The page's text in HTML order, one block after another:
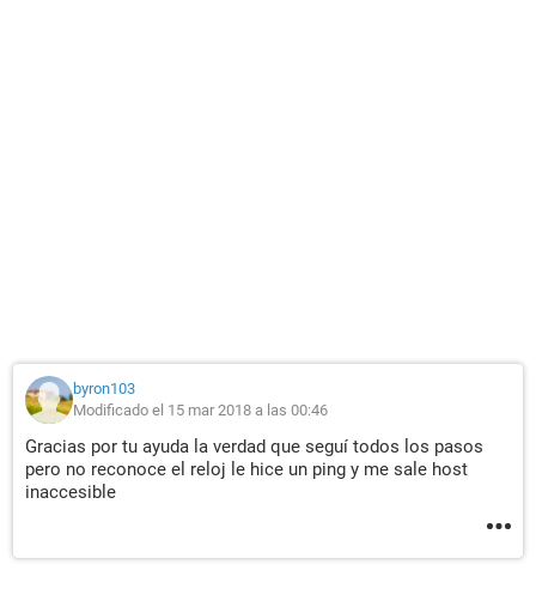
byron103
Modificado el 15 mar 2018 a las 00:46
Gracias por tu ayuda la verdad que seguí todos los pasos
pero no reconoce el reloj le hice un ping y me sale host
inaccesible